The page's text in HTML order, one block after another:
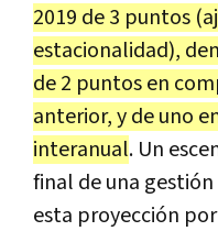
2019 de 3 puntos
estacionalidad),
de 2 puntos en
anterior, y de uno
interanual. Un
final de una
esta proyección